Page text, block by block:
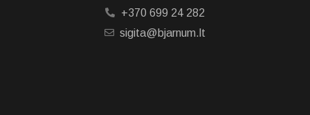
+370 699 24 282
sigita@bjarnum.lt